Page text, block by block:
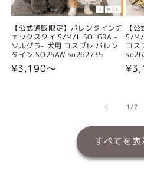
【公式通販限定】バレンタインチ
ェックスタイ S/M/L SOLGRA -
ソルグラ- 犬用 コスプレ バレン
タイン SO25AW so262735
通
¥3,190〜
【
S/M/
コス
通
格
1/の
7
すべてを表